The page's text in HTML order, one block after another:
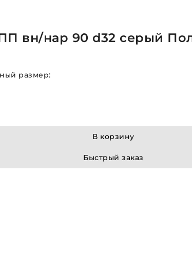
вн/нар 90 d32 серый
размер:
В корзину
Быстрый заказ